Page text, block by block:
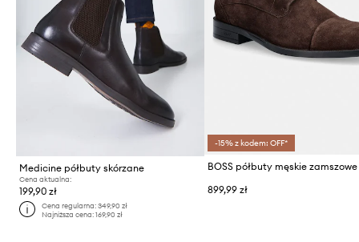
Medicine półbuty skórzane
Cena aktualna:
199,90 zł
Cena regularna:349,90 zł
Najniższa cena:169,90 zł
-15% z kodem: OFF*
BOSS półbuty męskie
899,99 zł